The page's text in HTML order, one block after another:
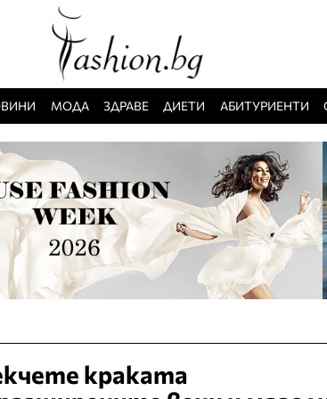
МОДА ЗДРАВЕ ДИЕТИ АБИТУРИЕНТИ
краката